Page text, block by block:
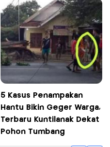
5 Kasus Penampakan
Hantu Bikin Geger Warga,
Terbaru Kuntilanak Dekat
Pohon Tumbang